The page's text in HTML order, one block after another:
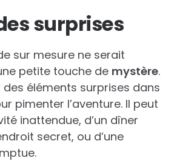
surprises
sur mesure ne serait
petite touche de mystère.
des éléments surprises dans
pimenter l’aventure. Il peut
inattendue, d’un dîner
secret, ou d’une